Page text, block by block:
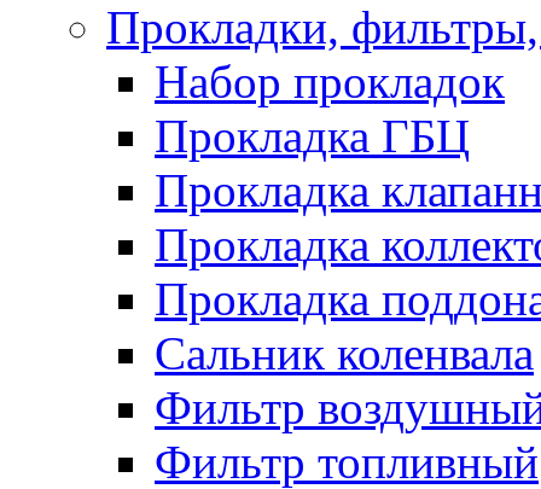
Прокладки,
Набор прокладок
Прокладка ГБЦ
Прокладка
Прокладка
Прокладка
Сальник коленвала
Фильтр
Фильтр топливный